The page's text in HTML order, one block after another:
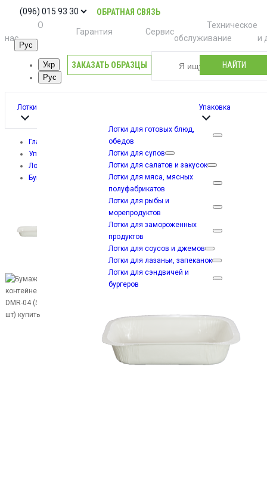
(096) 015 93 30
ОБРАТНАЯ СВЯЗЬ
О
нас
Гарантия Сервис
Техническое
обслуживание
и
Рус
Укр
Рус
ЗАКАЗАТЬ ОБРАЗЦЫ НАЙТИ
Лотки
Лотки для готовых блюд,
обедов
Лотки для супов
Лотки для салатов и закусок
Лотки для мяса, мясных
полуфабрикатов
Лотки для рыбы и
морепродуктов
Лотки для замороженных
продуктов
Лотки для соусов и джемов
Лотки для лазаньи, запеканок
Лотки для сэндвичей и
бургеров
Упаковка
Главная
Упаковка
Лотки из бумаги
Бумажный контейнер DMR-04 (560 шт)